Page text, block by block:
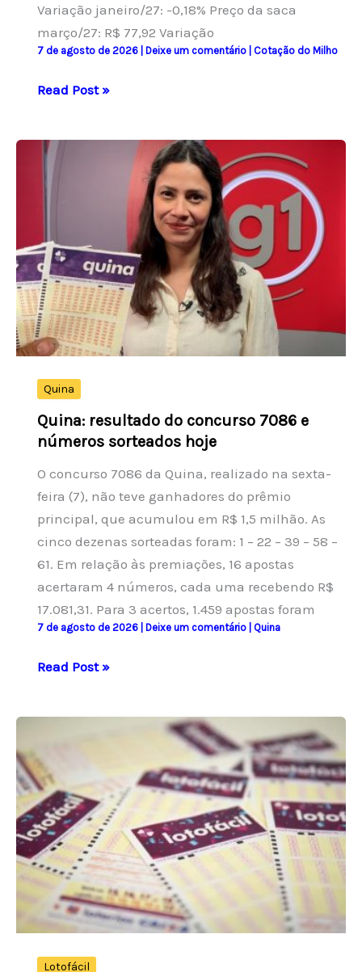
Variação janeiro/27: -0,18% Preço da saca
março/27: R$ 77,92 Variação
7 de agosto de 2026 Deixe um comentário Cotação do Milho
Milho
encerra
preço
de
R$
68,60,
alta
de
0,56%
Read Post »
Quina
Quina: resultado do concurso 7086 e
números sorteados hoje
O concurso 7086 da Quina, realizado na sexta-
feira (7), não teve ganhadores do prêmio
principal, que acumulou em R$ 1,5 milhão. As
cinco dezenas sorteadas foram: 1 – 22 – 39 – 58 –
61. Em relação às premiações, 16 apostas
acertaram 4 números, cada uma recebendo R$
17.081,31. Para 3 acertos, 1.459 apostas foram
7 de agosto de 2026 Deixe um comentário Quina
Quina:
7086
e
números
sorteados
hoje
Read Post »
Lotofácil